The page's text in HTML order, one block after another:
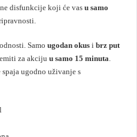
disfunkcije koji će vas u samo
Samo ugodan okus i brz put
za akciju u samo 15 minuta.
ugodno uživanje s